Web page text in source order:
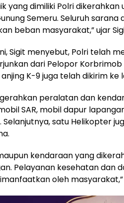
yang dimiliki Polri
Semeru. Seluruh
beban masyarakat,” ujar
Sigit menyebut, Polri telah
dari Pelopor
K-9 juga telah dikirim ke
peralatan dan
SAR, mobil dapur
satu Helikopter
kendaraan yang
Pelayanan kesehatan dan
oleh masyarakat,”